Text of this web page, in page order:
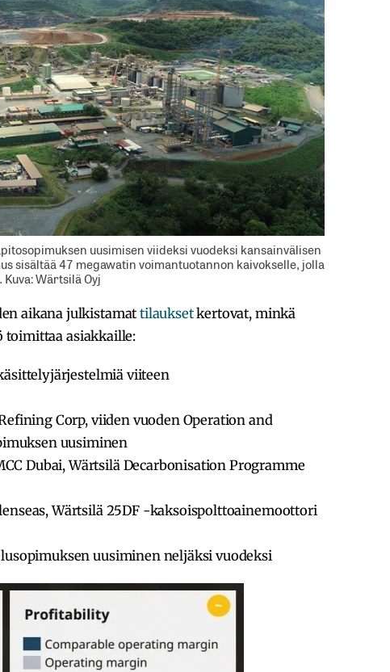
uusimisen viideksi vuodeksi kansainvälisen
sisältää 47 megawatin voimantuotannon kaivokselle, jolla
Wärtsilä Oyj
aikana julkistamattilauksetkertovat, minkä
toimittaa asiakkaille:
viiteen
Corp, viiden vuoden Operation and
uusiminen
Dubai, Wärtsilä Decarbonisation Programme
Wärtsilä 25DF -kaksoispolttoainemoottori
uusiminen neljäksi vuodeksi